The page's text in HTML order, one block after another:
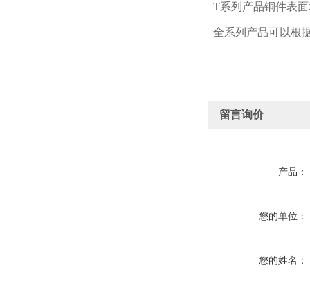
T系列产品铜件表
全系列产品可以根
留言询价
产品：
您的单位：
您的姓名：